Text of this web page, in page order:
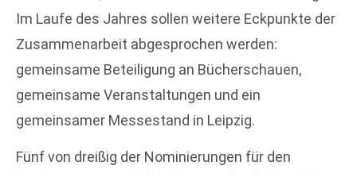
Im Laufe des Jahres sollen weitere Eckpunkte der
Zusammenarbeit abgesprochen werden:
gemeinsame Beteiligung an Bücherschauen,
gemeinsame Veranstaltungen und ein
gemeinsamer Messestand in Leipzig.
Fünf von dreißig der Nominierungen für den